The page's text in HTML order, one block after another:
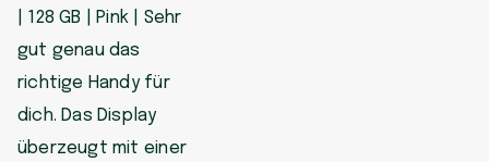
| 128 GB | Pink | Sehr
gut genau das
richtige Handy für
dich. Das Display
überzeugt mit einer